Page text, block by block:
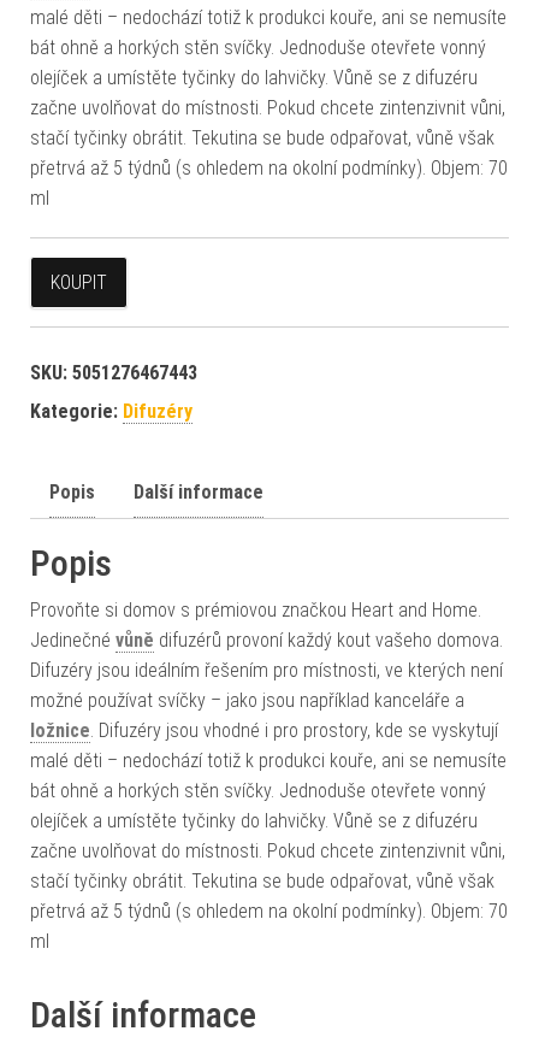
malé děti – nedochází totiž k produkci kouře, ani se nemusíte
bát ohně a horkých stěn svíčky. Jednoduše otevřete vonný
olejíček a umístěte tyčinky do lahvičky. Vůně se z difuzéru
začne uvolňovat do místnosti. Pokud chcete zintenzivnit vůni,
stačí tyčinky obrátit. Tekutina se bude odpařovat, vůně však
přetrvá až 5 týdnů (s ohledem na okolní podmínky). Objem: 70
ml
KOUPIT
SKU: 5051276467443
Kategorie: Difuzéry
Popis Další informace
Popis
Provoňte si domov s prémiovou značkou Heart and Home.
Jedinečné vůně difuzérů provoní každý kout vašeho domova.
Difuzéry jsou ideálním řešením pro místnosti, ve kterých není
možné používat svíčky – jako jsou například kanceláře a
ložnice . Difuzéry jsou vhodné i pro prostory, kde se vyskytují
malé děti – nedochází totiž k produkci kouře, ani se nemusíte
bát ohně a horkých stěn svíčky. Jednoduše otevřete vonný
olejíček a umístěte tyčinky do lahvičky. Vůně se z difuzéru
začne uvolňovat do místnosti. Pokud chcete zintenzivnit vůni,
stačí tyčinky obrátit. Tekutina se bude odpařovat, vůně však
přetrvá až 5 týdnů (s ohledem na okolní podmínky). Objem: 70
ml
Další informace